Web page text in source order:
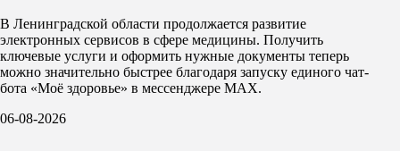
В Ленинградской области продолжается развитие
электронных сервисов в сфере медицины. Получить
ключевые услуги и оформить нужные документы теперь
можно значительно быстрее благодаря запуску единого чат-
бота «Моё здоровье» в мессенджере MAX.
06-08-2026